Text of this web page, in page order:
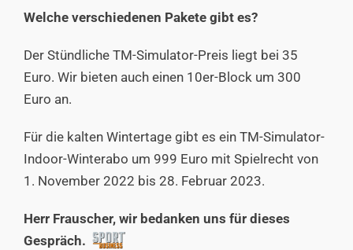
Welche verschiedenen Pakete gibt es?
Der Stündliche TM-Simulator-Preis liegt bei 35
Euro. Wir bieten auch einen 10er-Block um 300
Euro an.
Für die kalten Wintertage gibt es ein TM-Simulator-
Indoor-Winterabo um 999 Euro mit Spielrecht von
1. November 2022 bis 28. Februar 2023.
Herr Frauscher, wir bedanken uns für dieses
Gespräch.